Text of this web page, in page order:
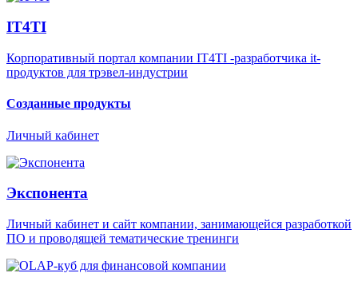
IT4TI
Корпоративный портал компании IT4TI -разработчика it-
продуктов для трэвел-индустрии
Созданные продукты
Личный кабинет
Экспонента
Личный кабинет и сайт компании, занимающейся разработкой
ПО и проводящей тематические тренинги